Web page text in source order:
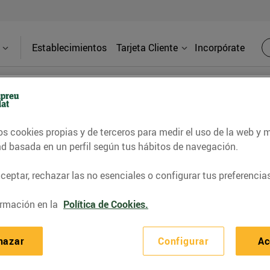
Establecimientos Tarjeta Cliente Incorpórate
recetas, consejos nutricionales, información
CONSELLS I HÀBITS SALUDABLES ENERGIA
cookies propias y de terceros para medir el uso de la web y
basada en un perfil según tus hábitos de navegación.
rechazar las no esenciales o configurar tus
en la Política de Cookies.
Configurar